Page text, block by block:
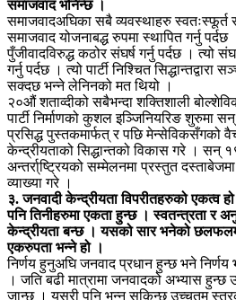
समाजवाद भनिन्छ ।
समाजवादअघिका सबै व्यवस्थाहरु स्वतःस्फूर्त
समाजवाद योजनाबद्ध रुपमा स्थापित गर्नु पर्दछ
पुँजीवादविरुद्ध कठोर संघर्ष गर्नु पर्दछ । त्यो
गर्नु पर्दछ । त्यो पार्टी निश्चित सिद्धान्तद्वारा
सक्दछ भन्ने लेनिनको मत थियो ।
२०औं शताव्दीको सबैभन्दा शक्तिशाली
पार्टी निर्माणको कुशल इञ्जिनियरिङ शुरुमा
प्रसिद्ध पुस्तकमार्फत् र पछि मेन्सेविकसँगको
केन्द्रीयताको सिद्धान्तको विकास गरे । सन्
अन्तर्रा्ष्ट्रियको सम्मेलनमा प्रस्तुत
व्याख्या गरे ।
३. जनवादी केन्द्रीयता विपरीतहरुको एकत्व
पनि तिनीहरुमा एकता हुन्छ । स्वतन्त्रता र
केन्द्रीयता बन्छ । यसको सार भनेको
एकरुपता भन्ने हो ।
निर्णय हुनुअघि जनवाद प्रधान हुन्छ भने
। जति बढी मात्रामा जनवादको अभ्यास हुन्छ
जान्छ । यसरी पनि भन्न सकिन्छ उच्चतम्